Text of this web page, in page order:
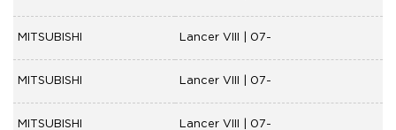
MITSUBISHI Lancer VIII | 07-
MITSUBISHI Lancer VIII | 07-
MITSUBISHI Lancer VIII | 07-